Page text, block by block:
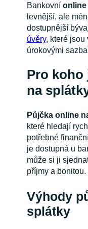
Bankovní online
levnější, ale
dostupnější
úvěry, které jsou
úrokovými
Pro koho
na
Půjčka online
které hledají
potřebné
je dostupná u
může si ji
příjmy a bonitou.
Výhody
splátky